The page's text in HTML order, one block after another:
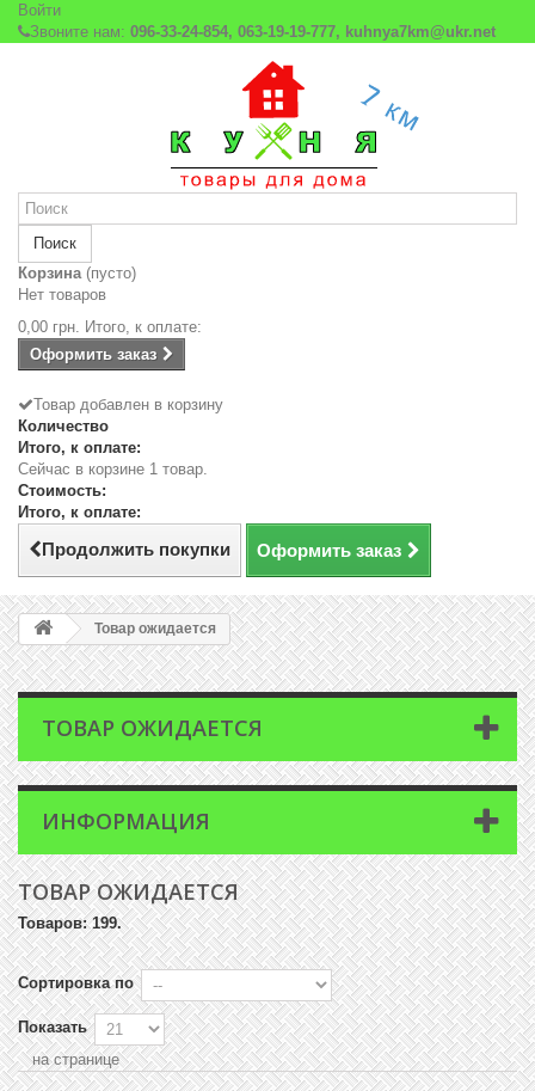
Войти
Звоните нам: 096-33-24-854, 063-19-19-777, kuhnya7km@ukr.net
Поиск
Корзина (пусто)
Нет товаров
0,00 грн. Итого, к оплате:
Оформить заказ
Товар добавлен в корзину
Количество
Итого, к оплате:
Сейчас в корзине 1 товар.
Стоимость:
Итого, к оплате:
Продолжить покупки Оформить заказ
Товар ожидается
ТОВАР ОЖИДАЕТСЯ
ИНФОРМАЦИЯ
ТОВАР ОЖИДАЕТСЯ
Товаров: 199.
Сортировка по
Показать
на странице